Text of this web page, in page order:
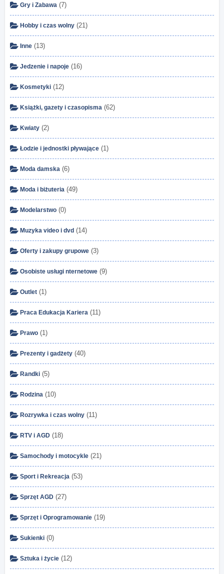
Gry i Zabawa (7)
Hobby i czas wolny (21)
Inne (13)
Jedzenie i napoje (16)
Kosmetyki (12)
Książki, gazety i czasopisma (62)
Kwiaty (2)
Łodzie i jednostki pływające (1)
Moda damska (6)
Moda i biżuteria (49)
Modelarstwo (0)
Muzyka video i dvd (14)
Oferty i zakupy grupowe (3)
Osobiste usługi nternetowe (9)
Outlet (1)
Praca Edukacja Kariera (11)
Prawo (1)
Prezenty i gadżety (40)
Randki (5)
Rodzina (10)
Rozrywka i czas wolny (11)
RTV i AGD (18)
Samochody i motocykle (21)
Sport i Rekreacja (53)
Sprzęt AGD (27)
Sprzęt i Oprogramowanie (19)
Sukienki (0)
Sztuka i życie (12)